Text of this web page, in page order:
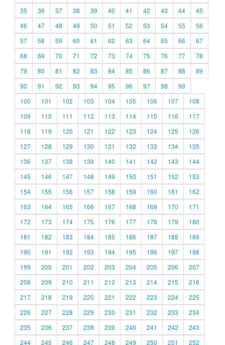
35
36 37 38 39 40 41 42 43 44
45
46
47 48 49 50 51 52 53 54 55
56
57
58 59 60 61 62 63 64 65 66
67
68
69 70 71 72 73 74 75 76 77
78
79
80 81 82 83 84 85 86 87 88
89
90
91 92 93 94 95 96 97 98
99
100
101 102 103 104 105 106 107
108
109
110 111 112 113 114 115 116
117
118
119 120 121 122 123 124 125
126
127
128 129 130 131 132 133 134
135
136
137 138 139 140 141 142 143
144
145
146 147 148 149 150 151 152
153
154
155 156 157 158 159 160 161
162
163
164 165 166 167 168 169 170
171
172
173 174 175 176 177 178 179
180
181
182 183 184 185 186 187 188
189
190
191 192 193 194 195 196 197
198
199
200 201 202 203 204 205 206
207
208
209 210 211 212 213 214 215
216
217
218 219 220 221 222 223 224
225
226
227 228 229 230 231 232 233
234
235
236 237 238 239 240 241 242
243
244
245 246 247 248 249 250 251 252